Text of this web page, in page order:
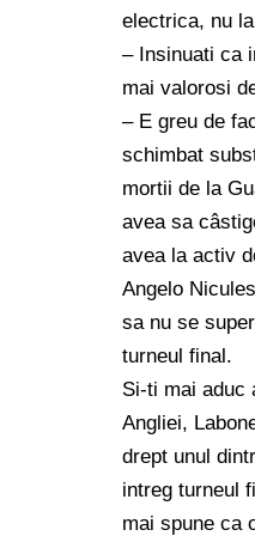
electrica, nu
– Insinuati ca
mai valorosi
– E greu de
schimbat
mortii de la
avea sa
avea la activ
Angelo
sa nu se
turneul final.
Si-ti mai aduc
Angliei,
drept unul
intreg turneul
mai spune ca